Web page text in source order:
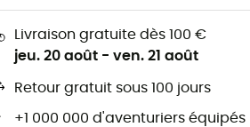
Livraison gratuite dès 100 €
jeu. 20 août - ven. 21 août
Retour gratuit sous 100 jours
+1 000 000 d'aventuriers équipés